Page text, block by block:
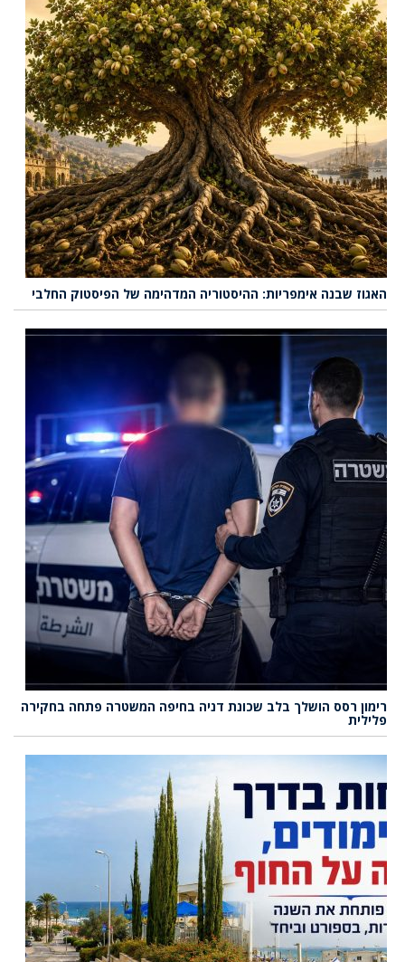
האגוז שבנה אימפריות: ההיסטוריה המדהימה של הפיסטוק החלבי
רימון רסס הושלך בלב שכונת דניה בחיפה המשטרה פתחה בחקירה
פלילית